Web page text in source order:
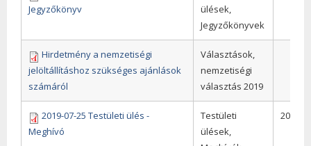
Jegyzőkönyv
ülések,
Jegyzőkönyvek
Hirdetmény a nemzetiségi
jelöltállításhoz szükséges ajánlások
számáról
Választások,
nemzetiségi
választás 2019
2019-07-25 Testületi ülés -
Meghívó
Testületi
ülések,
2019